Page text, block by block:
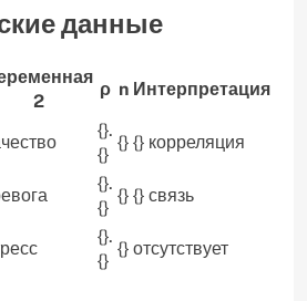
данные
2
ρ n Интерпретация
{}.
{}
{} {} корреляция
{}.
{}
{} {} связь
{}.
{}
{} отсутствует